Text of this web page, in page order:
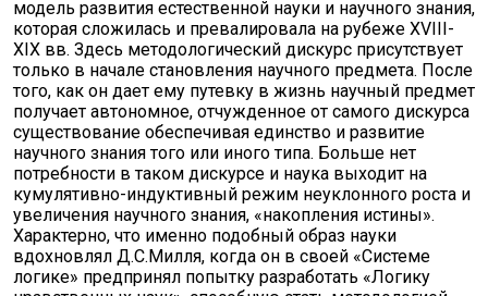
модель развития естественной науки и научного знания,
которая сложилась и превалировала на рубеже XVIII-
XIX вв. Здесь методологический дискурс присутствует
только в начале становления научного предмета. После
того, как он дает ему путевку в жизнь научный предмет
получает автономное, отчужденное от самого дискурса
существование обеспечивая единство и развитие
научного знания того или иного типа. Больше нет
потребности в таком дискурсе и наука выходит на
кумулятивно-индуктивный режим неуклонного роста и
увеличения научного знания, «накопления истины».
Характерно, что именно подобный образ науки
вдохновлял Д.С.Милля, когда он в своей «Системе
логике» предпринял попытку разработать «Логику